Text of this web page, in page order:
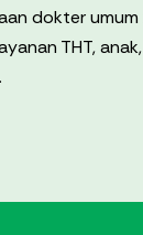
dokter
THT,